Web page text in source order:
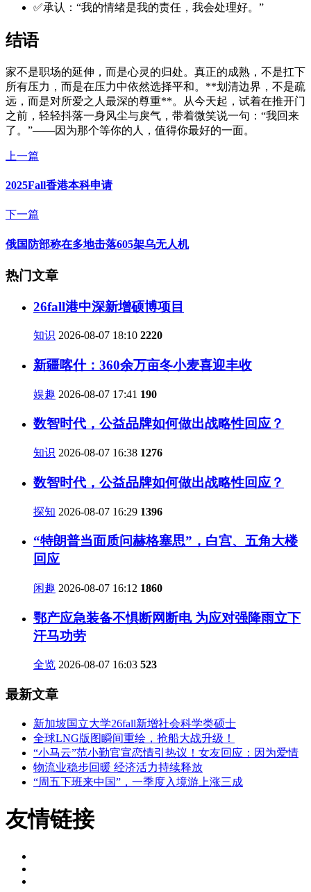
✅承认：“我的情绪是我的责任，我会处理好。”
结语
家不是职场的延伸，而是心灵的归处。真正的成熟，不是扛下
所有压力，而是在压力中依然选择平和。**划清边界，不是疏
远，而是对所爱之人最深的尊重**。从今天起，试着在推开门
之前，轻轻抖落一身风尘与戾气，带着微笑说一句：“我回来
了。”——因为那个等你的人，值得你最好的一面。
上一篇
2025Fall香港本科申请
下一篇
俄国防部称在多地击落605架乌无人机
热门文章
26fall港中深新增硕博项目
知识 2026-08-07 18:10 2220
新疆喀什：360余万亩冬小麦喜迎丰收
娱趣 2026-08-07 17:41 190
数智时代，公益品牌如何做出战略性回应？
知识 2026-08-07 16:38 1276
数智时代，公益品牌如何做出战略性回应？
探知 2026-08-07 16:29 1396
“特朗普当面质问赫格塞思”，白宫、五角大楼
回应
闲趣 2026-08-07 16:12 1860
鄂产应急装备不惧断网断电 为应对强降雨立下
汗马功劳
全览 2026-08-07 16:03 523
最新文章
新加坡国立大学26fall新增社会科学类硕士
全球LNG版图瞬间重绘，抢船大战升级！
“小马云”范小勤官宣恋情引热议！女友回应：因为爱情
物流业稳步回暖 经济活力持续释放
“周五下班来中国”，一季度入境游上涨三成
友情链接